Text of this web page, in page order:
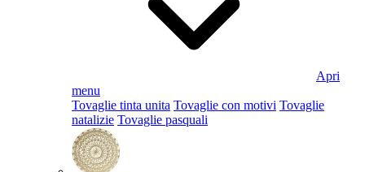
Apri
menu
Tovaglie tinta unita Tovaglie con motivi Tovaglie
natalizie Tovaglie pasquali